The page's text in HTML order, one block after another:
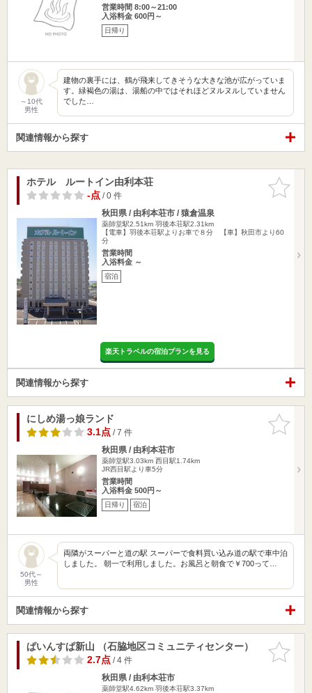
営業時間 8:00～21:00
入浴料金 600円～
日帰り
～10代
男性
建物の裏手には、鶴が飛来してきそうな大きな池が広がっていま
す。緑褐色の湯は、湯船の中ではそれほどヌルヌルしていません
でした…
関連情報から探す
お気に入
りに追加
ホテル ルートイン由利本荘
-点/ 0 件
秋田県 / 由利本荘市 / 猿倉温泉
薬師堂駅2.51km 羽後本荘駅2.31km
【電車】羽後本荘駅よりお車で８分 【車】秋田市より60
分
営業時間
入浴料金 ～
宿泊
楽天トラベルの宿泊プランを見る
関連情報から探す
お気に入
りに追加
にしめ湯っ娘ランド
3.1点/ 7 件
秋田県 / 由利本荘市
薬師堂駅3.03km 西目駅1.74km
JR西目駅より車5分
営業時間
入浴料金 500円～
日帰り 宿泊
50代～
男性
両隣がスーパーと道の駅 スーパーで食料買い込み道の駅で車中泊
しました。 朝一で利用しました。お風呂と朝食で￥700って…
関連情報から探す
お気に入
りに追加
ぱいんすぱ新山 （石脇地区コミュニティセンター）
2.7点/ 4 件
秋田県 / 由利本荘市
薬師堂駅4.62km 羽後本荘駅3.37km